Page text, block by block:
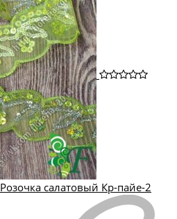
салатовый Кр-пайе-2